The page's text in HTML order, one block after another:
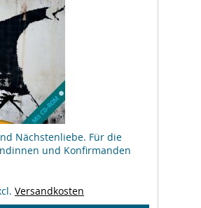
Nächstenliebe. Für die
und Konfirmanden
Versandkosten